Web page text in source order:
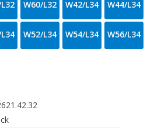
W60/L32 W42/L34 W44/L34
W52/L34 W54/L34 W56/L34